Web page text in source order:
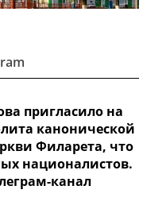
пригласило на
канонической
Филарета, что
националистов.
канал